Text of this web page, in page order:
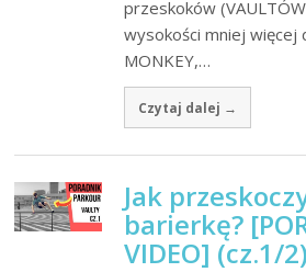
przeskoków
wysokości mniej więcej
MONKEY,…
Czytaj dalej →
Jak
barierkę?
VIDEO] (cz.1/2)